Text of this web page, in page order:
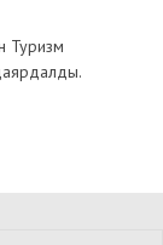
Туризм